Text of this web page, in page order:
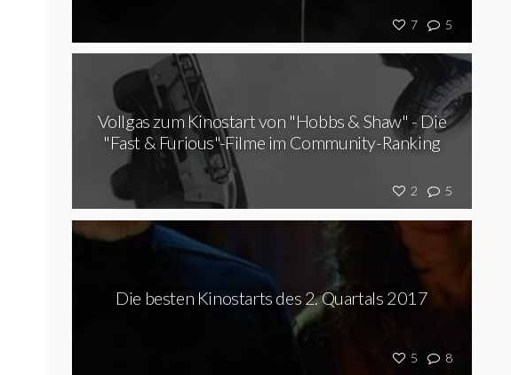
7 5
2 5
Vollgas zum Kinostart von "Hobbs & Shaw" - Die
"Fast & Furious"-Filme im Community-Ranking
5 8
Die besten Kinostarts des 2. Quartals 2017